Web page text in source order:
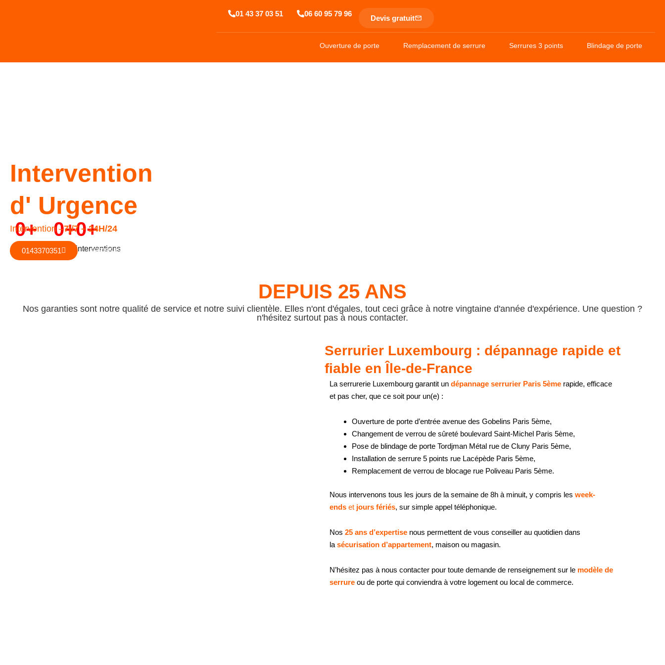
01 43 37 03 51 06 60 95 79 96
Devis gratuit
Ouverture de porte Remplacement de serrure Serrures 3 points Blindage de porte
Intervention
d' Urgence
Intervention –7j/7 – 24H/24
0143370351 0660957996
Demandes
0+
4,2/5
0+
interventions
0+
DEPUIS 25 ANS
Nos garanties sont notre qualité de service et notre suivi clientèle. Elles n'ont d'égales, tout ceci grâce à notre vingtaine d'année d'expérience. Une question ?
n'hésitez surtout pas à nous contacter.
Serrurier Luxembourg : dépannage rapide et
fiable en Île-de-France
La serrurerie Luxembourg garantit un dépannage serrurier Paris 5ème rapide, efficace
et pas cher, que ce soit pour un(e) :
Ouverture de porte d’entrée avenue des Gobelins Paris 5ème,
Changement de verrou de sûreté boulevard Saint-Michel Paris 5ème,
Pose de blindage de porte Tordjman Métal rue de Cluny Paris 5ème,
Installation de serrure 5 points rue Lacépède Paris 5ème,
Remplacement de verrou de blocage rue Poliveau Paris 5ème.
Nous intervenons tous les jours de la semaine de 8h à minuit, y compris les week-
endset jours fériés, sur simple appel téléphonique.
Nos 25 ans d’expertise nous permettent de vous conseiller au quotidien dans
la sécurisation d’appartement, maison ou magasin.
N’hésitez pas à nous contacter pour toute demande de renseignement sur le modèle de
serrureou de porte qui conviendra à votre logement ou local de commerce.